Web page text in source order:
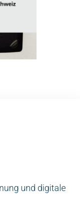
und digitale